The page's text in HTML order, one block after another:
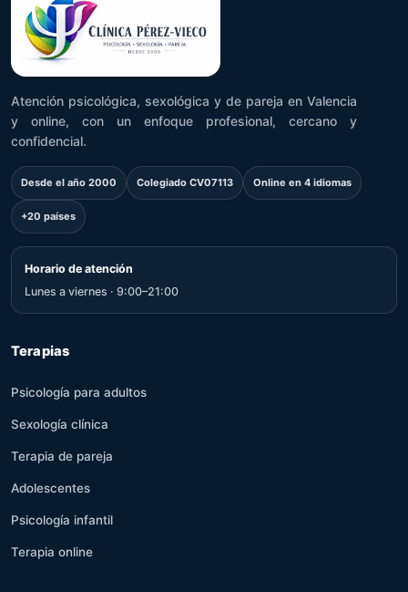
Atención psicológica, sexológica y de pareja en Valencia
y online, con un enfoque profesional, cercano y
confidencial.
Desde el año 2000 Colegiado CV07113 Online en 4 idiomas
+20 países
Horario de atención
Lunes a viernes · 9:00–21:00
Terapias
Psicología para adultos
Sexología clínica
Terapia de pareja
Adolescentes
Psicología infantil
Terapia online